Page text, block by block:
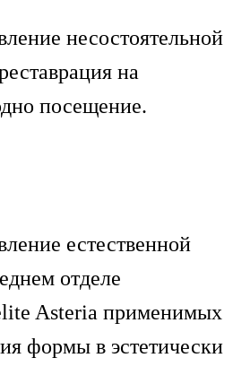
несостоятельной
на
посещение.
естественной
отделе
Asteria применимых
формы в эстетически